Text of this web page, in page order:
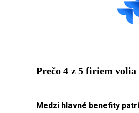
Prečo 4 z 5 firiem
Medzi hlavné benefity